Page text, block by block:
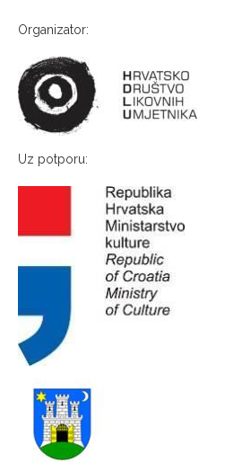
Organizator:
Uz potporu: